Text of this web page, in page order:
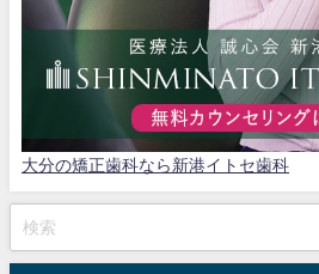
大分の矯正歯科なら新港イトセ歯科